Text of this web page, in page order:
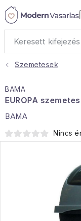
Ugrás
Otthoni illatok
Hobbi és kert
Szemetesek
BAMA
EUROPA
BAMA
Nincs